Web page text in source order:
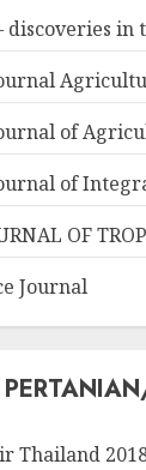
discoveries
of
of
OF
Journal
Thailand